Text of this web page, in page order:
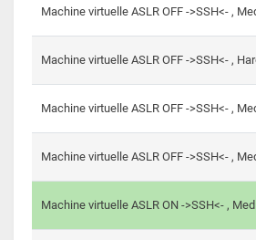
Machine virtuelle ASLR OFF ->SSH<- ,
Machine virtuelle ASLR OFF ->SSH<- ,
Machine virtuelle ASLR OFF ->SSH<- ,
Machine virtuelle ASLR OFF ->SSH<- ,
Machine virtuelle ASLR ON ->SSH<- ,